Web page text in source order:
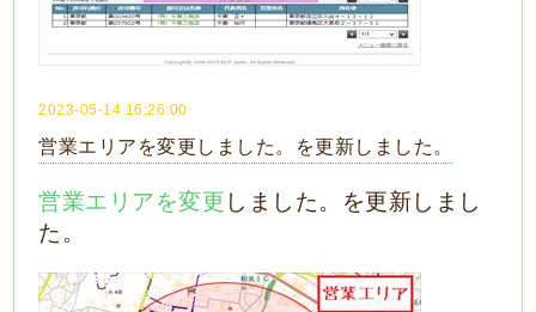
2023-05-14 16:26:00
営業エリアを変更しました。を更新しました。
営業エリアを変更 しました。を更新しまし
た。